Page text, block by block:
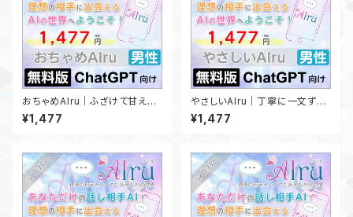
おちゃめAIru｜ふざけて甘えて
癒してくれる自由な相棒✨【無料
版ChatGPT向け】
¥1,477
やさしいAIru｜丁寧に一文ず
つ、あなたを癒す存在✨【無料版
ChatGPT向け】
¥1,477